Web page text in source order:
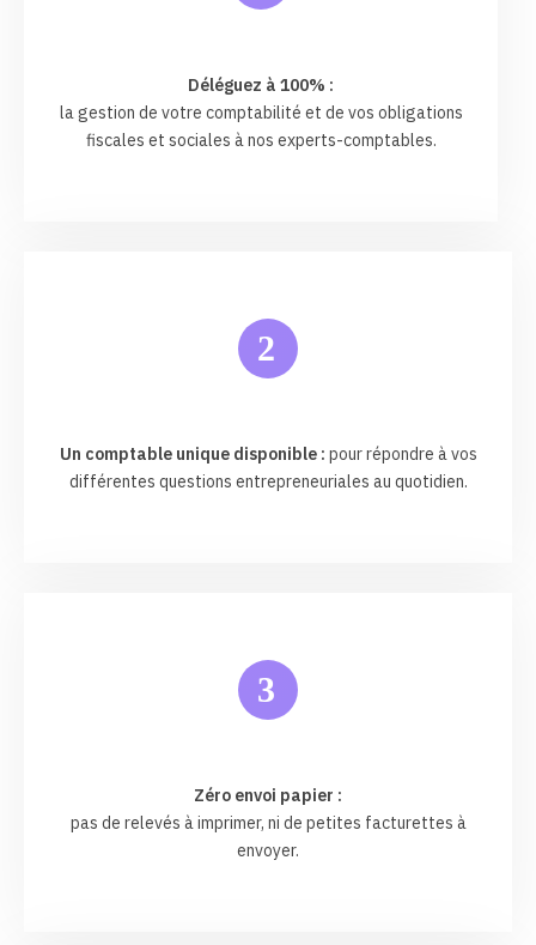
Déléguez à 100% :
la gestion de votre comptabilité et de vos obligations
fiscales et sociales à nos experts-comptables.
2
Un comptable unique disponible : pour répondre à vos
différentes questions entrepreneuriales au quotidien.
3
Zéro envoi papier :
pas de relevés à imprimer, ni de petites facturettes à
envoyer.